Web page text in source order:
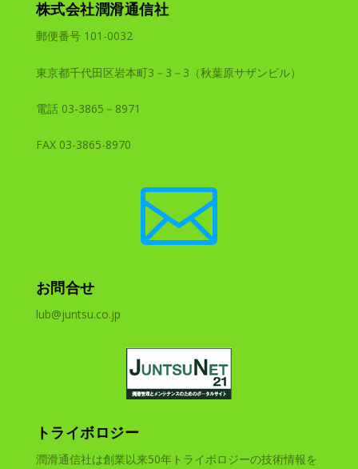
株式会社潤滑通信社
郵便番号 101-0032
東京都千代田区岩本町3－3－3（秋葉原サザンビル）
電話 03-3865－8971
FAX 03-3865-8970

お問合せ
lub@juntsu.co.jp
トライボロジー
潤滑通信社は創業以来50年トライボロジーの技術情報を